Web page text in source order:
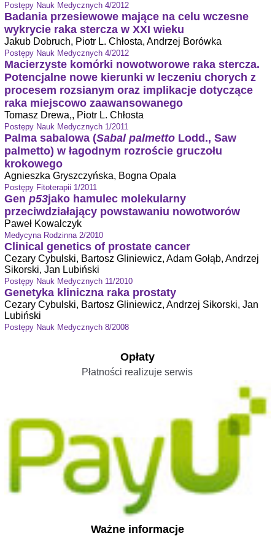
Postępy Nauk Medycznych 4/2012
Badania przesiewowe mające na celu wczesne
wykrycie raka stercza w XXI wieku
Jakub Dobruch, Piotr L. Chłosta, Andrzej Borówka
Postępy Nauk Medycznych 4/2012
Macierzyste komórki nowotworowe raka stercza.
Potencjalne nowe kierunki w leczeniu chorych z
procesem rozsianym oraz implikacje dotyczące
raka miejscowo zaawansowanego
Tomasz Drewa,, Piotr L. Chłosta
Postępy Nauk Medycznych 1/2011
Palma sabalowa (Sabal palmettoLodd., Saw
palmetto) w łagodnym rozroście gruczołu
krokowego
Agnieszka Gryszczyńska, Bogna Opala
Postępy Fitoterapii 1/2011
Gen p53jako hamulec molekularny
przeciwdziałający powstawaniu nowotworów
Paweł Kowalczyk
Medycyna Rodzinna 2/2010
Clinical genetics of prostate cancer
Cezary Cybulski, Bartosz Gliniewicz, Adam Gołąb, Andrzej
Sikorski, Jan Lubiński
Postępy Nauk Medycznych 11/2010
Genetyka kliniczna raka prostaty
Cezary Cybulski, Bartosz Gliniewicz, Andrzej Sikorski, Jan
Lubiński
Postępy Nauk Medycznych 8/2008
Opłaty
Płatności realizuje serwis
Ważne informacje